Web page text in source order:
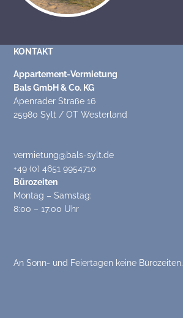
KONTAKT
Appartement-Vermietung
Bals GmbH & Co. KG
Apenrader Straße 16
25980 Sylt / OT Westerland
vermietung@bals-sylt.de
+49 (0) 4651 9954710
Bürozeiten
Montag – Samstag:
8:00 – 17:00 Uhr
An Sonn- und Feiertagen keine Bürozeiten.